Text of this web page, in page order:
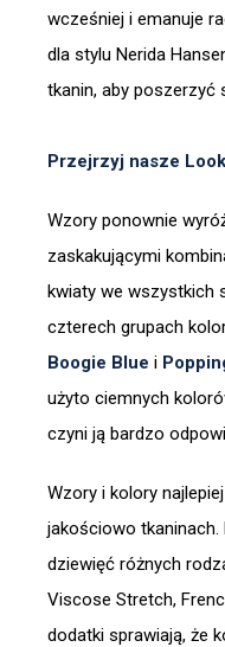
wcześniej i emanuje
dla stylu Nerida
tkanin, aby poszerzyć
Przejrzyj nasze
Wzory ponownie
zaskakującymi
kwiaty we wszystkich
czterech grupach
Boogie Blue i
użyto ciemnych
czyni ją bardzo
Wzory i kolory
jakościowo tkaninach.
dziewięć różnych
Viscose Stretch,
dodatki sprawiają, że